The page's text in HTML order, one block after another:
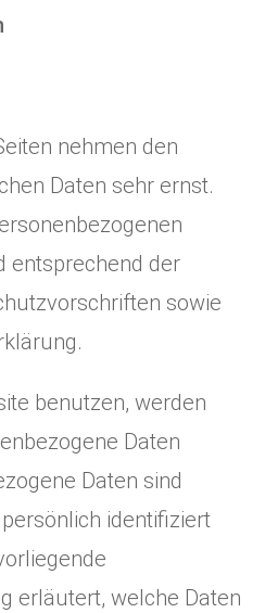
nehmen den
Daten sehr ernst.
entsprechend der
sowie
benutzen, werden
Daten
Daten sind
identifiziert
erläutert, welche Daten